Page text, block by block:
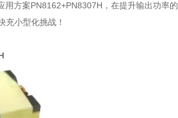
用方案PN8162+PN8307H，在提升输出功率的
充小型化挑战！